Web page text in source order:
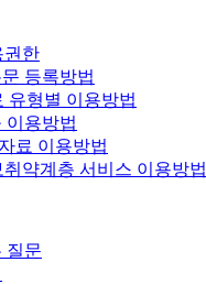
권한
등록방법
유형별 이용방법
이용방법
료 이용방법
취약계층 서비스 이용방법
질문